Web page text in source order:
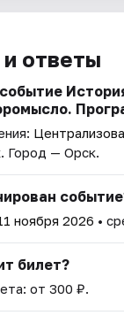
ответы
. Город — Орск.
ноября 2026 •
билет?
от 300 ₽.